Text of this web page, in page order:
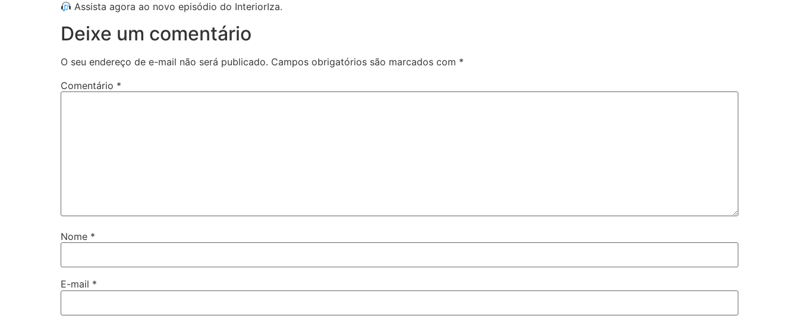
Assista agora ao novo episódio do InteriorIza.
Deixe um comentário
O seu endereço de e-mail não será publicado. Campos obrigatórios são marcados com *
Comentário *
Nome *
E-mail *